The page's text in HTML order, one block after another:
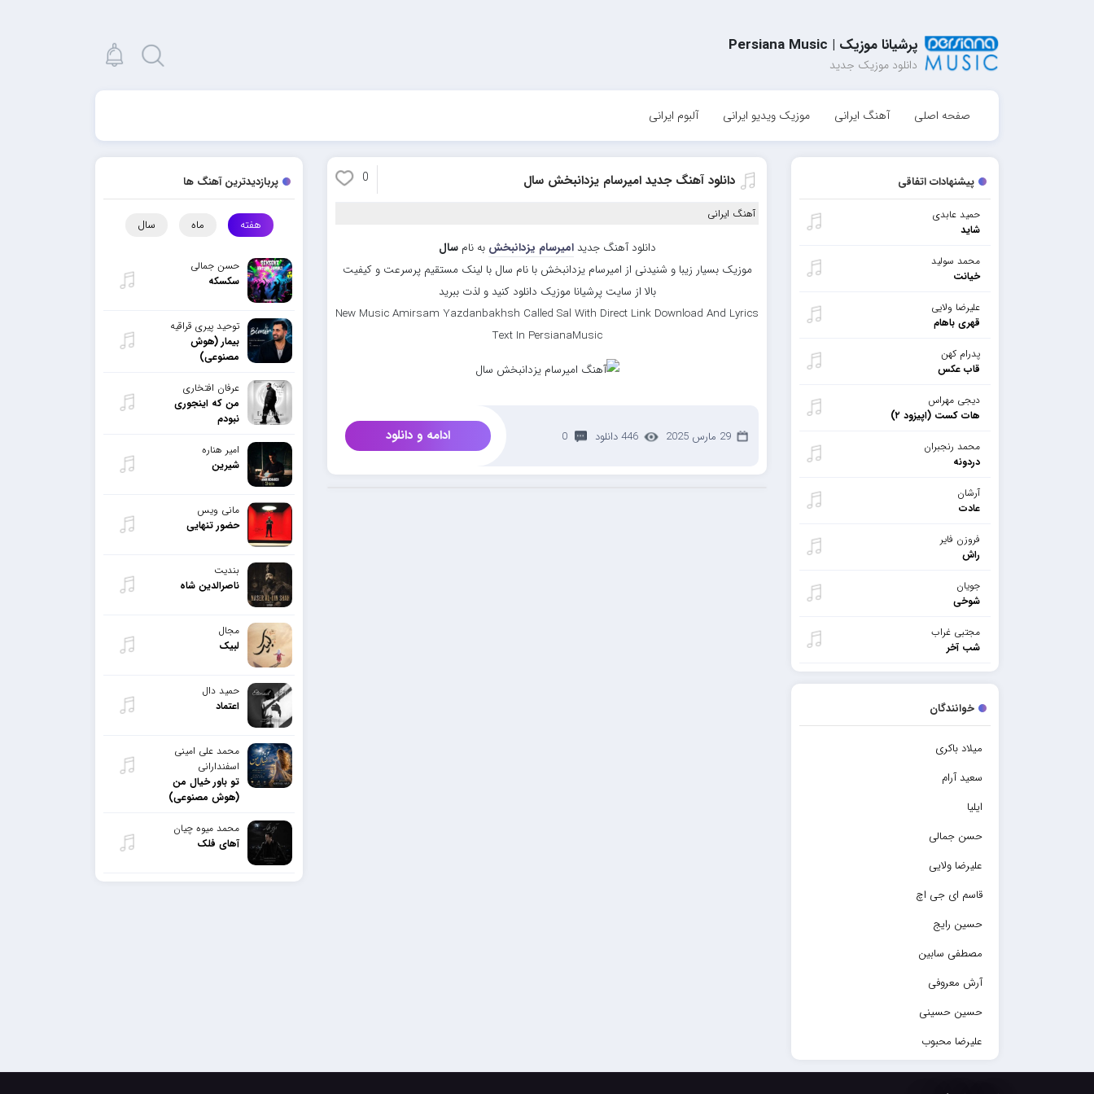
پرشیانا موزیک | Persiana Music
دانلود موزیک جدید
صفحه اصلی آهنگ ایرانی موزیک ویدیو ایرانی آلبوم ایرانی
پیشنهادات اتفاقی
حمید عابدی
شاید
محمد سولید
خیانت
علیرضا ولایی
قهری باهام
پدرام کهن
قاب عکس
دیجی مهراس
هات کست (اپیزود ۲)
محمد رنجبران
دردونه
آرشان
عادت
فروزن فایر
راش
جویان
شوخی
مجتبی غراب
شب آخر
خوانندگان
میلاد باکری
سعید آرام
ایلیا
حسن جمالی
علیرضا ولایی
قاسم ای جی اچ
حسین رایج
مصطفی سابین
آرش معروفی
حسین حسینی
علیرضا محبوب
حسین حصارکی
دانلود آهنگ جدید امیرسام یزدانبخش سال 0
آهنگ ایرانی
دانلود آهنگ جدیدامیرسام یزدانبخش به نامسال
موزیک بسیار زیبا و شنیدنی از امیرسام یزدانبخش با نام سال با لینک مستقیم پرسرعت و کیفیت
بالا از سایت پرشیانا موزیک دانلود کنید و لذت ببرید
New Music Amirsam Yazdanbakhsh Called Sal With Direct Link Download And Lyrics
Text In PersianaMusic
29 مارس 2025 446 دانلود 0 ادامه و دانلود
پربازدیدترین آهنگ ها
هفته ماه سال
حسن جمالی
سکسکه
توحید پیری قراقیه
بیمار (هوش
مصنوعی)
عرفان افتخاری
من که اینجوری
نبودم
امیر هناره
شیرین
مانی ویس
حضور تنهایی
بندیت
ناصرالدین شاه
مجال
لبیک
حمید دال
اعتماد
محمد علی امینی
اسفندارانی
تو باور خیال من
(هوش مصنوعی)
محمد میوه چیان
آهای فلک